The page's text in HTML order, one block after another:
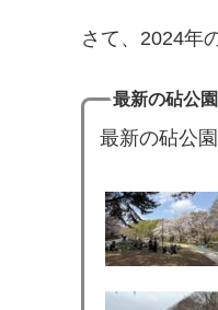
さて、2024年
最新の砧公
最新の砧公